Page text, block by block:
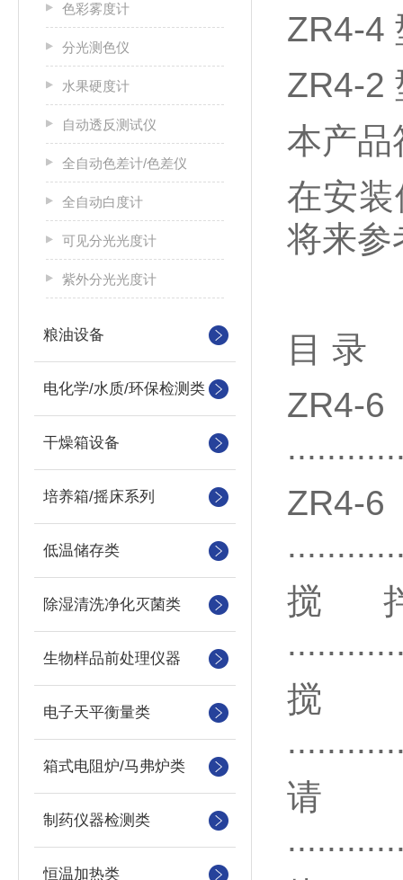
色彩雾度计
分光测色仪
水果硬度计
自动透反测试仪
全自动色差计/色差仪
全自动白度计
可见分光光度计
紫外分光光度计
粮油设备
电化学/水质/环保检测类
干燥箱设备
培养箱/摇床系列
低温储存类
除湿清洗净化灭菌类
生物样品前处理仪器
电子天平衡量类
箱式电阻炉/马弗炉类
制药仪器检测类
恒温加热类
ZR4-4
ZR4-2
本产品
在安
将来
目 录
搅